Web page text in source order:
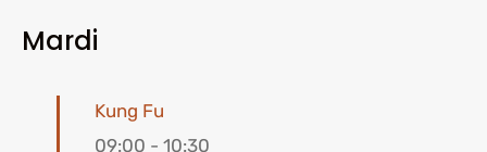
Mardi
Kung Fu
09:00 - 10:30